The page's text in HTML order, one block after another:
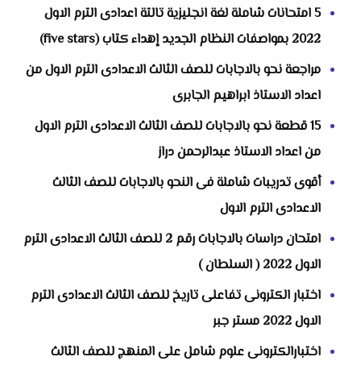
5 امتحانات شاملة لغة انجليزية تالتة اعدادى الترم الاول
2022 بمواصفات النظام الجديد إهداء كتاب (five stars)
مراجعة نحو بالاجابات للصف الثالث الاعدادى الترم الاول من
اعداد الاستاذ ابراهيم الجابرى
15 قطعة نحو بالاجابات للصف الثالث الاعدادى الترم الاول
من اعداد الاستاذ عبدالرحمن دراز
أقوى تدريبات شاملة فى النحو بالاجابات للصف الثالث
الاعدادى الترم الاول
امتحان دراسات بالاجابات رقم 2 للصف الثالث الاعدادى الترم
الاول 2022 ( السلطان )
اختبار الكترونى تفاعلى تاريخ للصف الثالث الاعدادى الترم
الاول 2022 مستر جبر
اختبارالكترونى علوم شامل على المنهج للصف الثالث